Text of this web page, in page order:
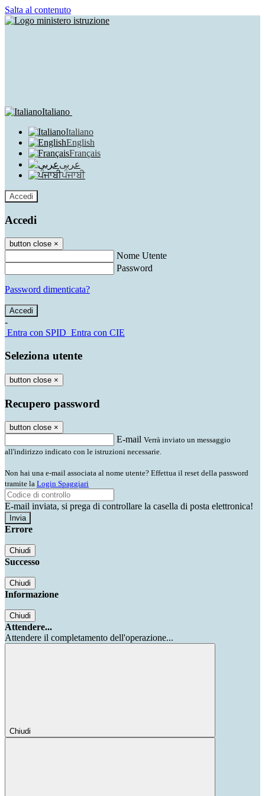
Salta al contenuto
Italiano
Italiano
English
Français
عربى
ਪੰਜਾਬੀ
Accedi
Accedi
button close ×
Nome Utente
Password
Password dimenticata?
-
Entra con SPID Entra con CIE
Seleziona utente
button close ×
Recupero password
button close ×
E-mail Verrà inviato un messaggio
all'indirizzo indicato con le istruzioni necessarie.
Non hai una e-mail associata al nome utente? Effettua il reset della password
tramite la Login Spaggiari
E-mail inviata, si prega di controllare la casella di posta elettronica!
Errore
Chiudi
Successo
Chiudi
Informazione
Chiudi
Attendere...
Attendere il completamento dell'operazione...
Chiudi